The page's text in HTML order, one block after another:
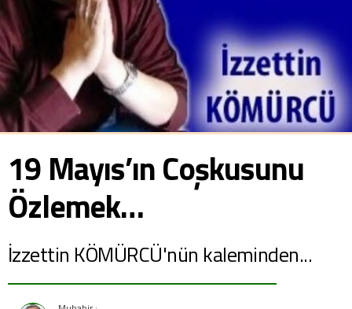
19 Mayıs’ın Coşkusunu
Özlemek…
İzzettin KÖMÜRCÜ'nün kaleminden...